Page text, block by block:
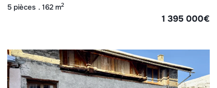
5 pièces 162 m2
1 395 000€